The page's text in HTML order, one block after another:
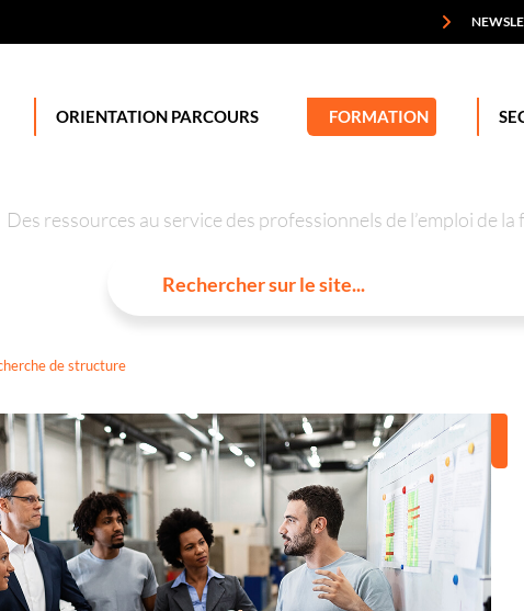
ORIENTATION PARCOURS FORMATION
Des ressources au service des professionnels de l’emploi de
de structure